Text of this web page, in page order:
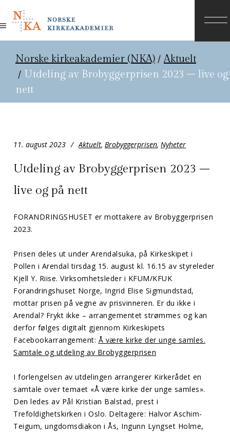
Norske kirkeakademier (NKA) /Aktuelt
/ Utdeling av Brobyggerprisen 2023 – live og
nett
11. august 2023 Aktuelt, Brobyggerprisen, Nyheter
Utdeling av Brobyggerprisen 2023 –
live og på nett
FORANDRINGSHUSET er mottakere av Brobyggerprisen
2023.
Prisen deles ut under Arendalsuka, på Kirkeskipet i
Pollen i Arendal tirsdag 15. august kl. 16.15 av styreleder
Kjell Y. Riise. Virksomhetsleder i KFUM/KFUK
Forandringshuset Norge, Ingrid Elise Sigmundstad,
mottar prisen på vegne av prisvinneren. Er du ikke i
Arendal? Frykt ikke – arrangementet strømmes og kan
derfor følges digitalt gjennom Kirkeskipets
Facebookarrangement: Å være kirke der unge samles.
Samtale og utdeling av Brobyggerprisen
I forlengelsen av utdelingen arrangerer Kirkerådet en
samtale over temaet «Å være kirke der unge samles».
Den ledes av Pål Kristian Balstad, prest i
Trefoldighetskirken i Oslo. Deltagere: Halvor Aschim-
Teigum, ungdomsdiakon i Ås, Ingunn Lyngset Holme,